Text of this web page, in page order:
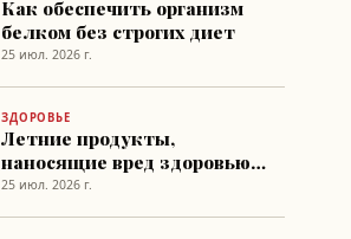
Как обеспечить организм
белком без строгих диет
25 июл. 2026 г.
ЗДОРОВЬЕ
Летние продукты,
наносящие вред здоровью
волос
25 июл. 2026 г.